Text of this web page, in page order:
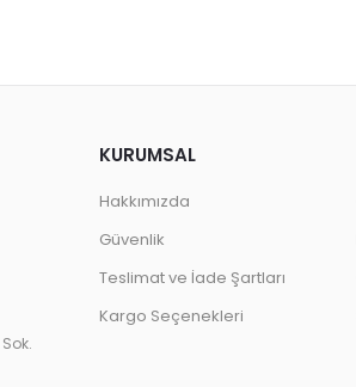
KURUMSAL
Hakkımızda
Güvenlik
Teslimat ve İade Şartları
Kargo Seçenekleri